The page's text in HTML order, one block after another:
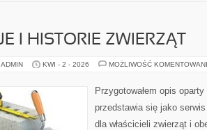
I HISTORIE ZWIERZĄT
KWI - 2 - 2026 MOŻLIWOŚĆ
Przygotowałem opis
przedstawia się jako
dla właścicieli zwierząt i